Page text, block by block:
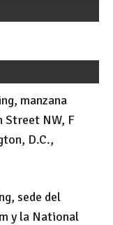
manzana
Street NW, F
D.C.,
sede del
y la National